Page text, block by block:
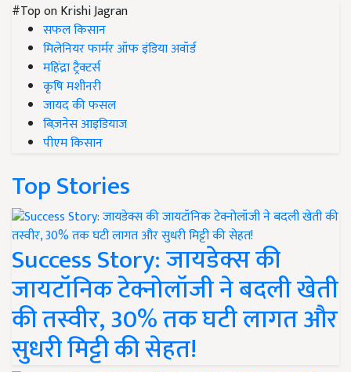
#Top on Krishi Jagran
सफल किसान
मिलेनियर फार्मर ऑफ इंडिया अवॉर्ड
महिंद्रा ट्रैक्टर्स
कृषि मशीनरी
जायद की फसल
बिज़नेस आइडियाज
पीएम किसान
Top Stories
Success Story: जायडेक्स की
जायटॉनिक टेक्नोलॉजी ने बदली खेती
की तस्वीर, 30% तक घटी लागत और
सुधरी मिट्टी की सेहत!